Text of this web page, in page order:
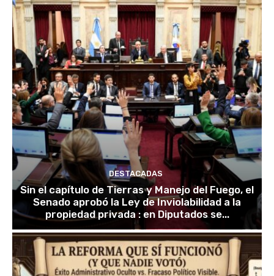
DESTACADAS
Sin el capítulo de Tierras y Manejo del Fuego, el
Senado aprobó la Ley de Inviolabilidad a la
propiedad privada : en Diputados se...